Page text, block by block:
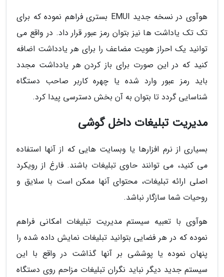
هوآوی در نسخه جدید EMUI بستری فراهم نموده که برای
تک تک یاداشت ها نیز بتوان رمز عبور قرار داد. در واقع می
توانید یک احراز هویت مضاعف را برای هر یادداشت اضافه
کنید که در این صورت برای باز کردن هر یادداشت مجدد
باید رمز عبور وارد شده یا چهره کاربر صاحب دستگاه
شناسایی گردد تا بتوان به آن بخش دسترسی پیدا کرد.
مدیریت تبلیغات داخل گوشی
بسیاری از نرم افزارها یا وبسایت هایی که از آنها استفاده
می کنید، می توانند حاوی تبلیغات باشند. فارغ از رویکرد
اصلی ارائه تبلیغات، محتوای آنها ممکن است با سلایق و
روحیات شما سازگار نباشد.
هوآوی با تعبیه سیستم مدیریت تبلیغات امکانی فراهم
نموده که در هر فضایی بتوانید تبلیغات نمایش داده شده را
پنهان نموده یا پوششی بر آنها گذاشت در واقع با این
سیستم جدید دیگر نباید نگران تبلیغات مزاحم روی دستگاه